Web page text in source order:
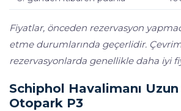
Fiyatlar, önceden rezervasyon
etme durumlarında geçerlidir.
rezervasyonlarda genellikle daha iyi
Schiphol Havalimanı
Otopark P3